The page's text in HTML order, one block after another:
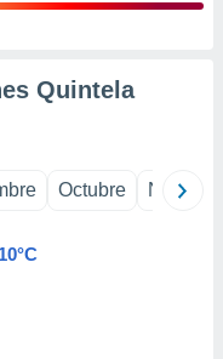
Quintela
Octubre
10°C